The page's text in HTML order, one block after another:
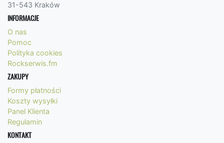
31-543 Kraków
INFORMACJE
O nas
Pomoc
Polityka cookies
Rockserwis.fm
ZAKUPY
Formy płatności
Koszty wysyłki
Panel Klienta
Regulamin
KONTAKT